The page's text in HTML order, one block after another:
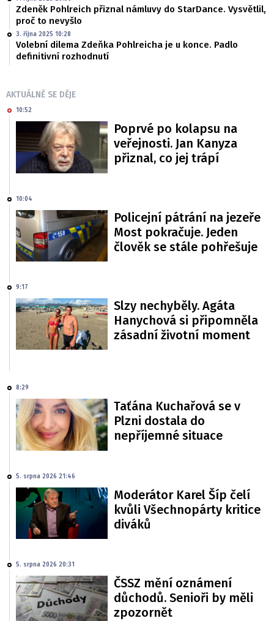
Zdeněk Pohlreich přiznal námluvy do StarDance. Vysvětlil,
proč to nevyšlo
3. října 2025 10:28
Volební dilema Zdeňka Pohlreicha je u konce. Padlo
definitivní rozhodnutí
AKTUÁLNĚ SE DĚJE
10:52
Poprvé po kolapsu na
veřejnosti. Jan Kanyza
přiznal, co jej trápí
10:04
Policejní pátrání na jezeře
Most pokračuje. Jeden
člověk se stále pohřešuje
9:17
Slzy nechyběly. Agáta
Hanychová si připomněla
zásadní životní moment
8:29
Taťána Kuchařová se v
Plzni dostala do
nepříjemné situace
5. srpna 2026 21:46
Moderátor Karel Šíp čelí
kvůli Všechnopárty kritice
diváků
5. srpna 2026 20:31
ČSSZ mění oznámení
důchodů. Senioři by měli
zpozornět